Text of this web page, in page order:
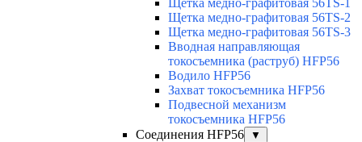
Щетка медно-графитовая 56TS-2
Щетка медно-графитовая 56TS-3
Вводная направляющая
токосъемника (раструб) HFP56
Водило HFP56
Захват токосъемника HFP56
Подвесной механизм
токосъемника HFP56
Соединения HFP56
▼